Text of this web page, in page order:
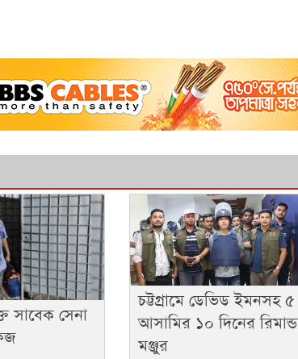
সাবেক সেনা
চট্টগ্রামে ডেভিড ইমনসহ ৫
আসামির ১০ দিনের রিমান্ড
মঞ্জুর